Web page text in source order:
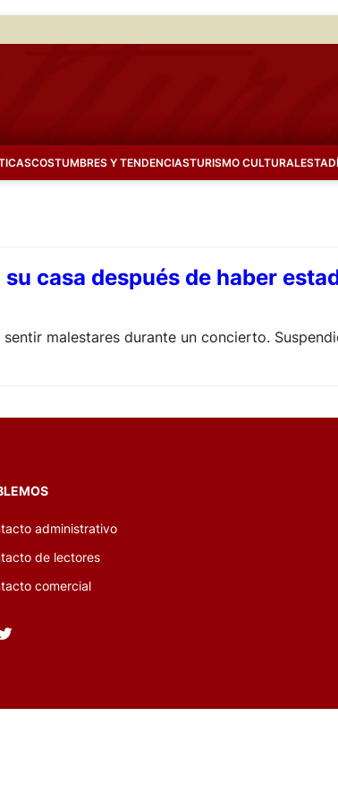
COSTUMBRES Y TENDENCIASTURISMO CULTURAL
casa después de haber
malestares durante un concierto.
administrativo
de lectores
comercial